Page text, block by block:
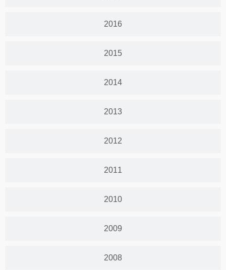
2016
2015
2014
2013
2012
2011
2010
2009
2008